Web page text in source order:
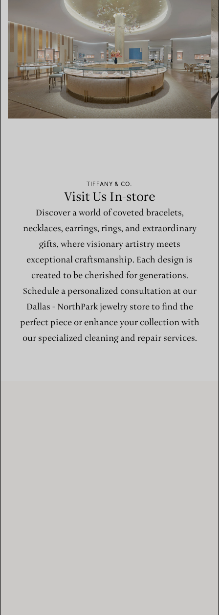
TIFFANY & CO.
Visit Us In-store
Discover a world of coveted bracelets,
necklaces, earrings, rings, and extraordinary
gifts, where visionary artistry meets
exceptional craftsmanship. Each design is
created to be cherished for generations.
Schedule a personalized consultation at our
Dallas - NorthPark jewelry store to find the
perfect piece or enhance your collection with
our specialized cleaning and repair services.